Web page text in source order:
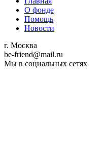
О фонде
Помощь
Новости
г. Москва
be-friend@mail.ru
Мы в социальных сетях